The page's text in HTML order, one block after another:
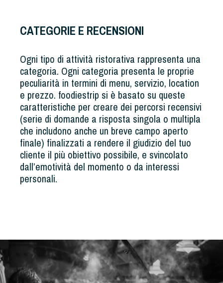
CATEGORIE E RECENSIONI
Ogni tipo di attività ristorativa rappresenta una
categoria. Ogni categoria presenta le proprie
peculiarità in termini di menu, servizio, location
e prezzo. foodiestrip si è basato su queste
caratteristiche per creare dei percorsi recensivi
(serie di domande a risposta singola o multipla
che includono anche un breve campo aperto
finale) finalizzati a rendere il giudizio del tuo
cliente il più obiettivo possibile, e svincolato
dall’emotività del momento o da interessi
personali.